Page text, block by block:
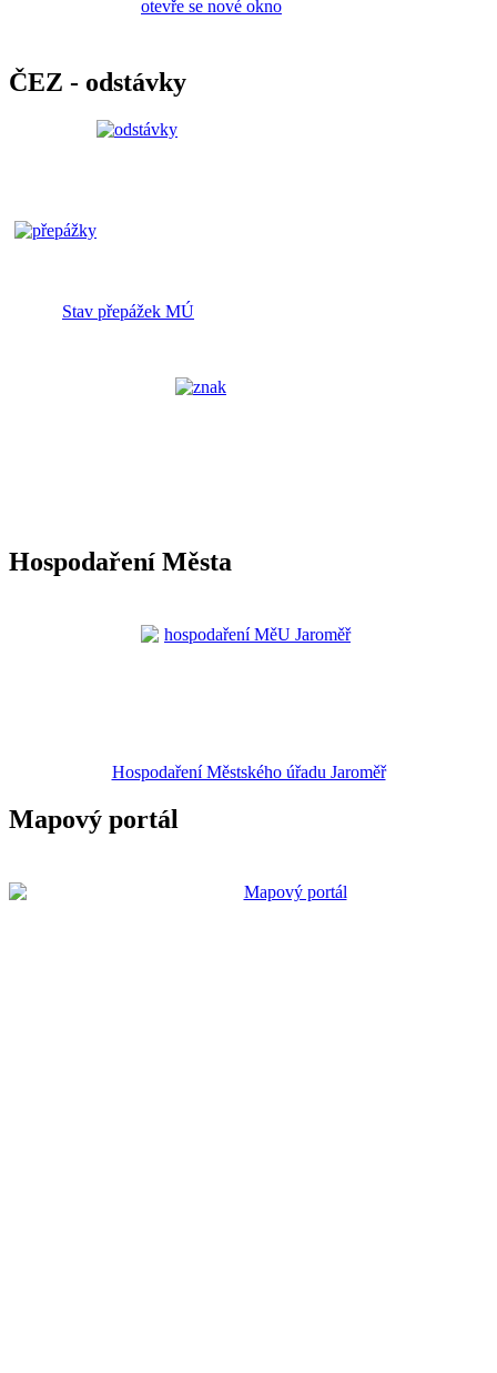
ČEZ - odstávky
Stav přepážek MÚ
Hospodaření Města
Hospodaření Městského úřadu Jaroměř
Mapový portál